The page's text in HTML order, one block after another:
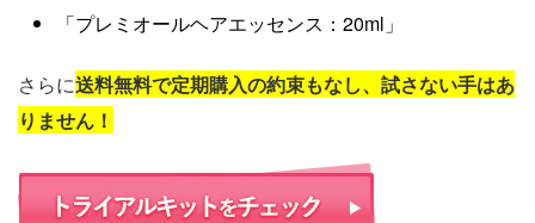
「プレミオールヘアエッセンス：20ml」
さらに送料無料で定期購入の約束もなし、試さない手はあ
りません！